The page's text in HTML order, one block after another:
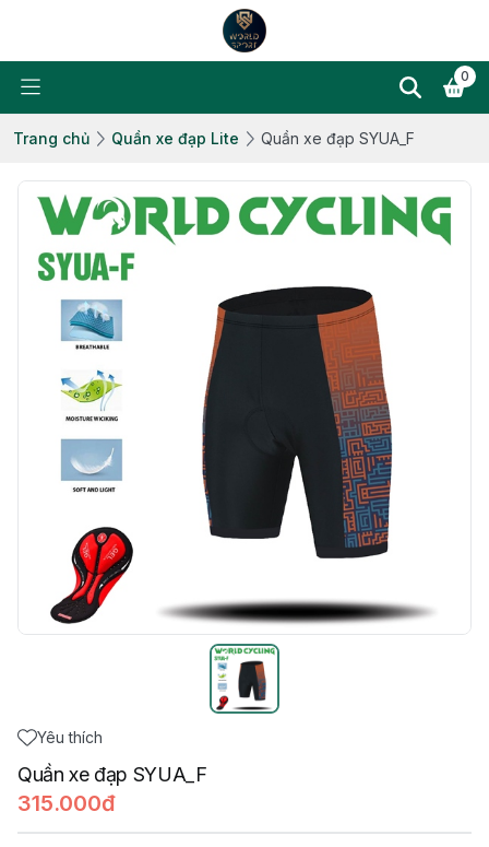
0
Trang chủ Quần xe đạp Lite Quần xe đạp SYUA_F
Yêu thích
Quần xe đạp SYUA_F
315.000đ